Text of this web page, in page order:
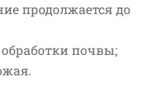
продолжается до
почвы;